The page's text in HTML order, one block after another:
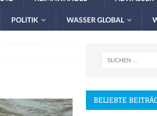
POLITIK WASSER GLOBAL
BELIEBTE